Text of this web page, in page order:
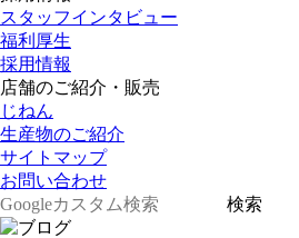
スタッフインタビュー
福利厚生
採用情報
店舗のご紹介・販売
じねん
生産物のご紹介
サイトマップ
お問い合わせ